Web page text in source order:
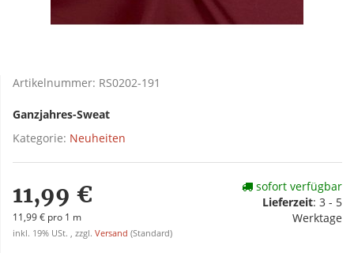
Artikelnummer: RS0202-191
Ganzjahres-Sweat
Kategorie: Neuheiten
11,99 €
11,99 € pro 1 m
inkl. 19% USt. , zzgl. Versand (Standard)
sofort verfügbar
Lieferzeit: 3 - 5
Werktage